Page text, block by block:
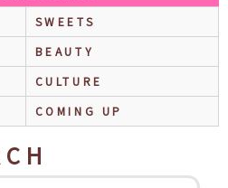
SWEETS
BEAUTY
CULTURE
COMING UP